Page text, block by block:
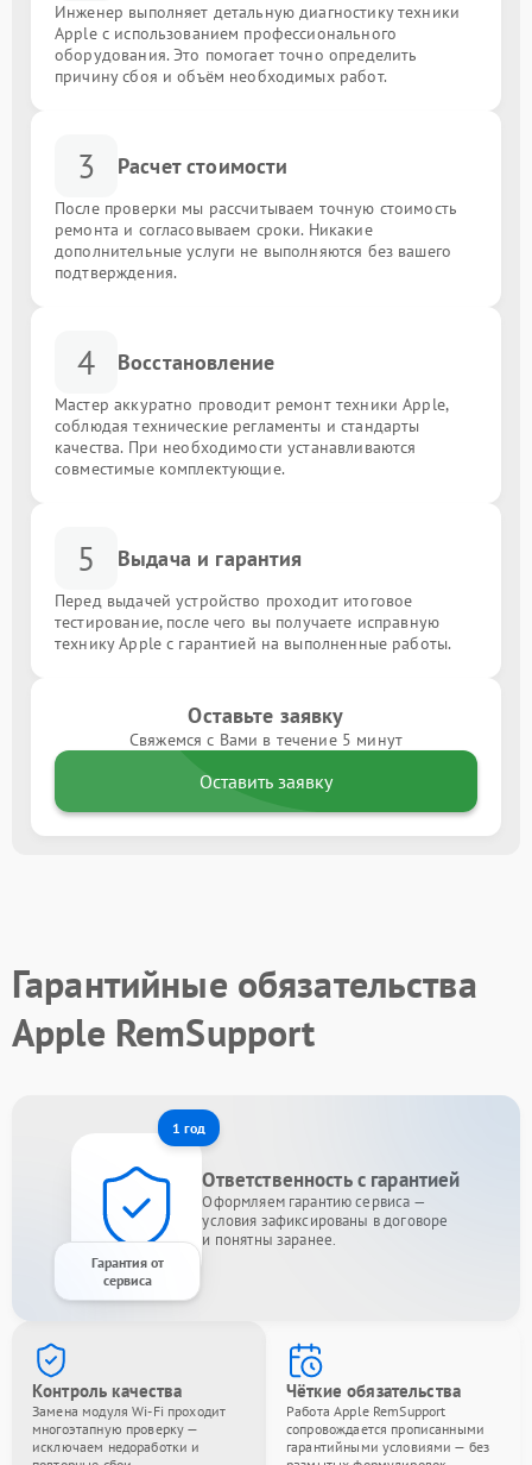
Инженер выполняет детальную диагностику техники
Apple с использованием профессионального
оборудования. Это помогает точно определить
причину сбоя и объём необходимых работ.
3 Расчет стоимости
После проверки мы рассчитываем точную стоимость
ремонта и согласовываем сроки. Никакие
дополнительные услуги не выполняются без вашего
подтверждения.
4 Восстановление
Мастер аккуратно проводит ремонт техники Apple,
соблюдая технические регламенты и стандарты
качества. При необходимости устанавливаются
совместимые комплектующие.
5 Выдача и гарантия
Перед выдачей устройство проходит итоговое
тестирование, после чего вы получаете исправную
технику Apple с гарантией на выполненные работы.
Оставьте заявку
Свяжемся с Вами в течение 5 минут
Оставить заявку
Гарантийные обязательства
Apple RemSupport
1 год
Гарантия от
сервиса
Ответственность с гарантией
Оформляем гарантию сервиса —
условия зафиксированы в договоре
и понятны заранее.
Контроль качества
Замена модуля Wi-Fi проходит
многоэтапную проверку —
исключаем недоработки и
Чёткие обязательства
Работа Apple RemSupport
сопровождается прописанными
гарантийными условиями — без